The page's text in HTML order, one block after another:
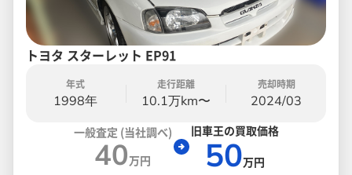
トヨタ スターレット EP91
年式
1998年
走行距離
10.1万km〜
売却時期
2024/03
一般査定 (当社調べ)
40万円
旧車王の買取価格
50万円